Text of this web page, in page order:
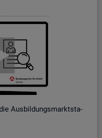
Aus­bil­dungs­markt­sta­